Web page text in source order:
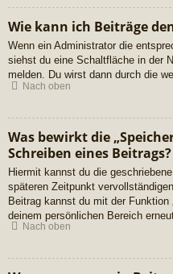
Wie kann ich Beiträge
Wenn ein Administrator die
siehst du eine Schaltfläche in der
melden. Du wirst dann durch die
Nach oben
Was bewirkt die
Schreiben eines Beitrags?
Hiermit kannst du die
späteren Zeitpunkt
Beitrag kannst du mit der Funktion
deinem persönlichen Bereich
Nach oben